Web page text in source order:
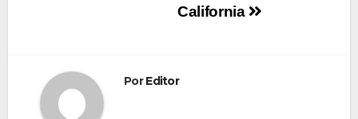
California
PorEditor